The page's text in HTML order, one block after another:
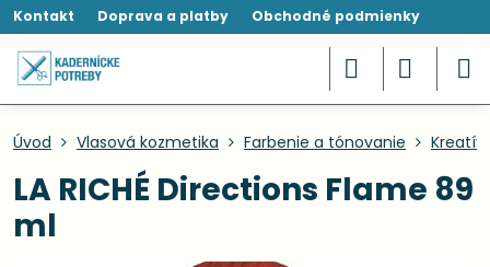
Kontakt Doprava a platby Obchodné podmienky
Úvod Vlasová kozmetika Farbenie a tónovanie
LA RICHÉ Directions Flame 89
ml